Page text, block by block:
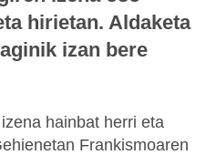
hirietan. Aldaketa
izan bere
hainbat herri eta
Frankismoaren